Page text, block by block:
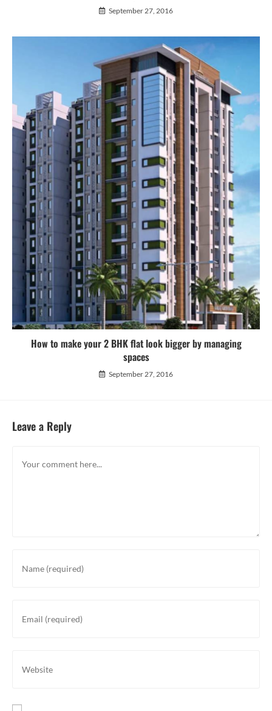
September 27, 2016
How to make your 2 BHK flat look bigger by managing
spaces
September 27, 2016
Leave a Reply